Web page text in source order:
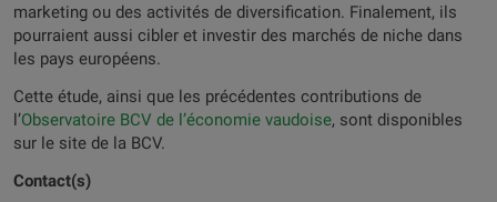
marketing ou des activités de diversification. Finalement, ils
pourraient aussi cibler et investir des marchés de niche dans
les pays européens.
Cette étude, ainsi que les précédentes contributions de
l’Observatoire BCV de l’économie vaudoise, sont disponibles
sur le site de la BCV.
Contact(s)